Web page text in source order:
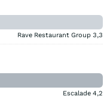
Rave Restaurant Group 3,3
Escalade 4,2